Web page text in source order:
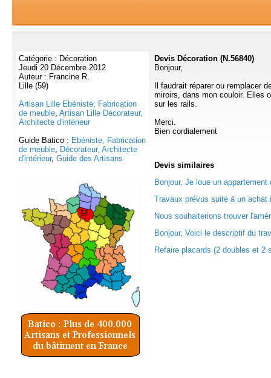
Catégorie : Décoration
Jeudi 20 Décembre 2012
Auteur : Francine R.
Lille (59)
Artisan Lille Ebéniste, Fabrication
de meuble, Artisan Lille Décorateur,
Architecte d'intérieur
Guide Batico : Ebéniste, Fabrication
de meuble, Décorateur, Architecte
d'intérieur, Guide des Artisans
Devis Décoration (N.56840)
Bonjour,
Il faudrait réparer ou remplacer
miroirs, dans mon couloir. Elles
sur les rails.
Merci.
Bien cordialement
Devis similaires
Bonjour, Je loue un appartement
Travaux prévus suite à un achat
Nous souhaiterions trouver
Bonjour, Voici le descriptif du
Refaire placards (2 doubles et 2